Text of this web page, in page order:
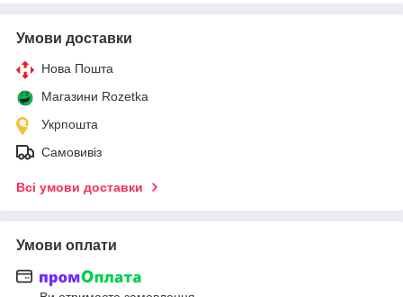
Умови доставки
Нова Пошта
Магазини Rozetka
Укрпошта
Самовивіз
Всі умови доставки
Умови оплати